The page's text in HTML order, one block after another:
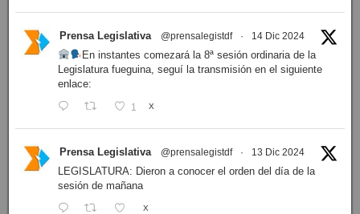
Prensa Legislativa @prensalegistdf · 14 Dic 2024
En instantes comezará la 8ª sesión ordinaria de la
Legislatura fueguina, seguí la transmisión en el siguiente
enlace:
1 X
Prensa Legislativa @prensalegistdf · 13 Dic 2024
LEGISLATURA: Dieron a conocer el orden del día de la
sesión de mañana
X